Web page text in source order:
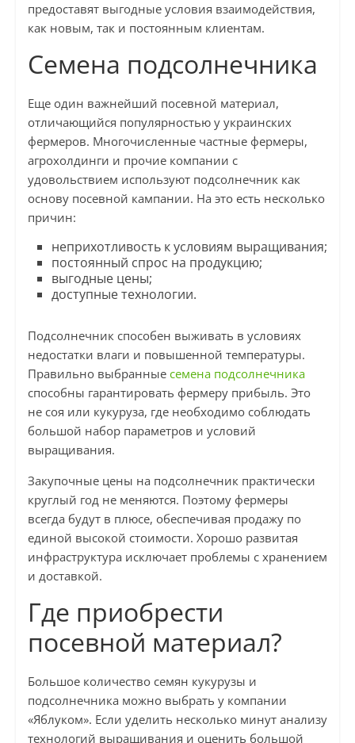
предоставят выгодные условия взаимодействия,
как новым, так и постоянным клиентам.
Семена подсолнечника
Еще один важнейший посевной материал,
отличающийся популярностью у украинских
фермеров. Многочисленные частные фермеры,
агрохолдинги и прочие компании с
удовольствием используют подсолнечник как
основу посевной кампании. На это есть несколько
причин:
неприхотливость к условиям выращивания;
постоянный спрос на продукцию;
выгодные цены;
доступные технологии.
Подсолнечник способен выживать в условиях
недостатки влаги и повышенной температуры.
Правильно выбранные семена подсолнечника
способны гарантировать фермеру прибыль. Это
не соя или кукуруза, где необходимо соблюдать
большой набор параметров и условий
выращивания.
Закупочные цены на подсолнечник практически
круглый год не меняются. Поэтому фермеры
всегда будут в плюсе, обеспечивая продажу по
единой высокой стоимости. Хорошо развитая
инфраструктура исключает проблемы с хранением
и доставкой.
Где приобрести
посевной материал?
Большое количество семян кукурузы и
подсолнечника можно выбрать у компании
«Яблуком». Если уделить несколько минут анализу
технологий выращивания и оценить большой